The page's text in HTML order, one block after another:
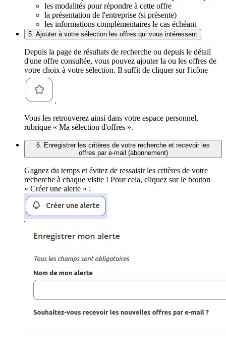
les modalités pour répondre à cette offre
la présentation de l'entreprise (si présente)
les informations complémentaires le cas échéant
5. Ajouter à votre sélection les offres qui vous intéressent
Depuis la page de résultats de recherche ou depuis le détail
d'une offre consultée, vous pouvez ajouter la ou les offres de
votre choix à votre sélection. Il suffit de cliquer sur l'icône
.
Vous les retrouverez ainsi dans votre espace personnel,
rubrique « Ma sélection d'offres ».
6. Enregistrer les critères de votre recherche et recevoir les
offres par e-mail (abonnement)
Gagnez du temps et évitez de ressaisir les critères de votre
recherche à chaque visite ! Pour cela, cliquez sur le bouton
« Créer une alerte » :